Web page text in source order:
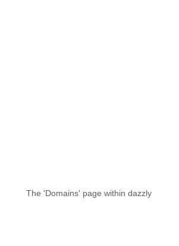
The 'Domains' page within dazzly